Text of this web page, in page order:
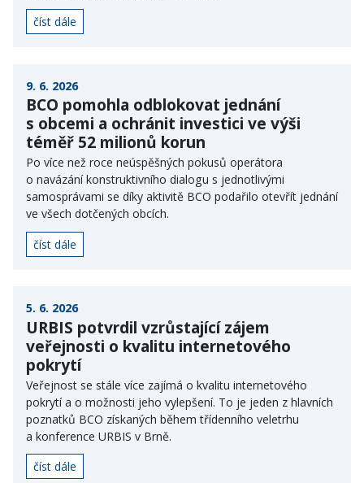
číst dále
9. 6. 2026
BCO pomohla odblokovat jednání
s obcemi a ochránit investici ve výši
téměř 52 milionů korun
Po více než roce neúspěšných pokusů operátora
o navázání konstruktivního dialogu s jednotlivými
samosprávami se díky aktivitě BCO podařilo otevřít jednání
ve všech dotčených obcích.
číst dále
5. 6. 2026
URBIS potvrdil vzrůstající zájem
veřejnosti o kvalitu internetového
pokrytí
Veřejnost se stále více zajímá o kvalitu internetového
pokrytí a o možnosti jeho vylepšení. To je jeden z hlavních
poznatků BCO získaných během třídenního veletrhu
a konference URBIS v Brně.
číst dále